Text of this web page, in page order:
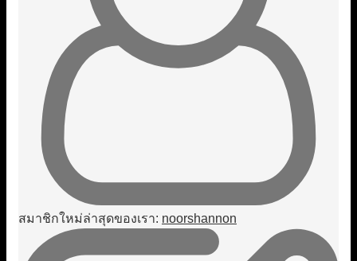
สมาชิกใหม่ล่าสุดของเรา: noorshannon